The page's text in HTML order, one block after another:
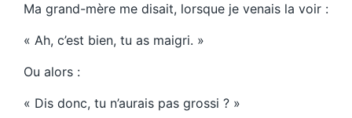
Ma grand-mère me disait, lorsque je venais la voir :
« Ah, c’est bien, tu as maigri. »
Ou alors :
« Dis donc, tu n’aurais pas grossi ? »